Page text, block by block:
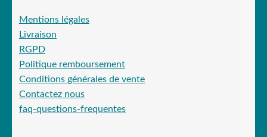
Mentions légales
Livraison
RGPD
Politique remboursement
Conditions générales de vente
Contactez nous
faq-questions-frequentes